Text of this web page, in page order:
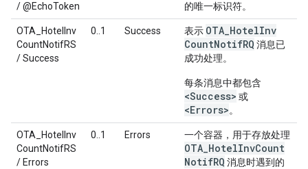
/ @EchoToken
的唯一标识符。
OTA_HotelInv
CountNotifRS
/ Success
0..1 Success 表示 OTA HotelInv
CountNotifRQ 消息已
成功处理。
每条消息中都包含
<Success> 或
<Errors>。
OTA_HotelInv
CountNotifRS
/ Errors
0..1 Errors 一个容器，用于存放处理
OTA HotelInvCount
NotifRQ 消息时遇到的